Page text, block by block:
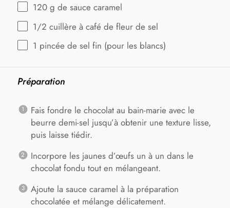
120 g de sauce caramel
1/2 cuillère à café de fleur de sel
1 pincée de sel fin (pour les blancs)
Préparation
Fais fondre le chocolat au bain-marie avec le
beurre demi-sel jusqu’à obtenir une texture lisse,
puis laisse tiédir.
Incorpore les jaunes d’œufs un à un dans le
chocolat fondu tout en mélangeant.
Ajoute la sauce caramel à la préparation
chocolatée et mélange délicatement.